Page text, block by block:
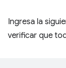
Ingresa la
verificar que